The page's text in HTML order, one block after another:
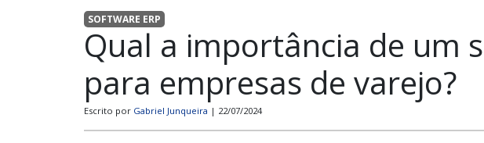
SOFTWARE ERP
Qual a importância de um
para empresas de varejo?
Escrito por Gabriel Junqueira | 22/07/2024